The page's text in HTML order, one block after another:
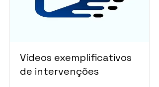
Vídeos exemplificativos
de intervenções